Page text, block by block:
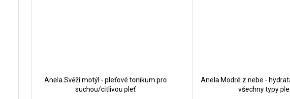
Anela Svěží motýl - pleťové tonikum pro
suchou/citlivou pleť
Anela Modré z nebe -
všechny typy